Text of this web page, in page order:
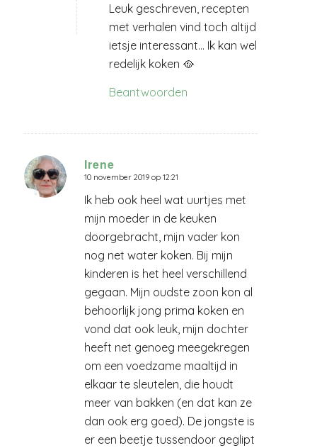
Leuk geschreven, recepten
met verhalen vind toch altijd
ietsje interessant… Ik kan wel
redelijk koken 🥘
Beantwoorden
Irene
zegt:
10 november 2019 op 12:21
Ik heb ook heel wat uurtjes met
mijn moeder in de keuken
doorgebracht, mijn vader kon
nog net water koken. Bij mijn
kinderen is het heel verschillend
gegaan. Mijn oudste zoon kon al
behoorlijk jong prima koken en
vond dat ook leuk, mijn dochter
heeft net genoeg meegekregen
om een voedzame maaltijd in
elkaar te sleutelen, die houdt
meer van bakken (en dat kan ze
dan ook erg goed). De jongste is
er een beetje tussendoor geglipt